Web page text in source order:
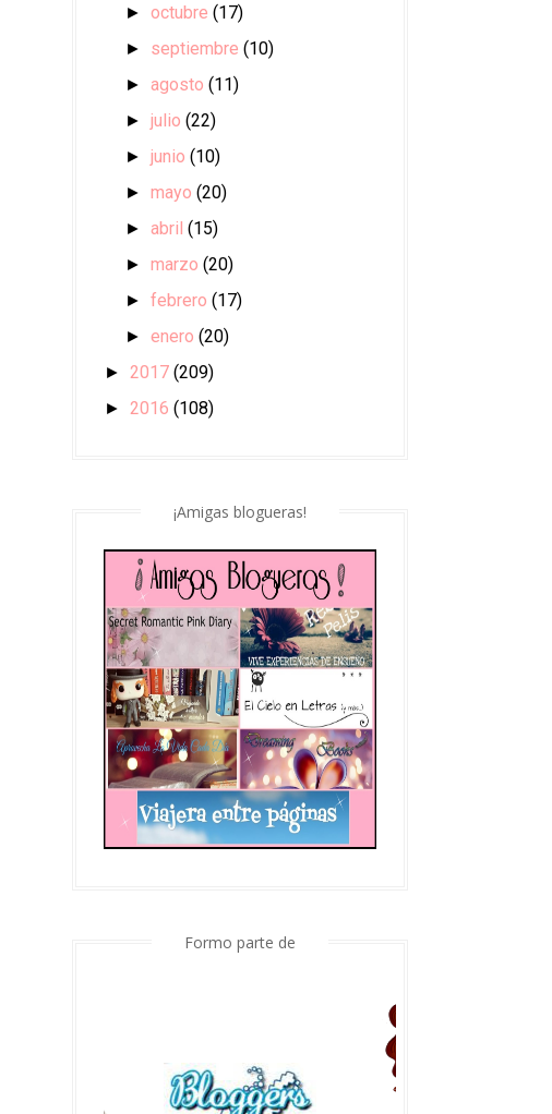
►octubre (17)
► septiembre (10)
►agosto (11)
►julio (22)
►junio (10)
►mayo (20)
►abril (15)
►marzo (20)
►febrero (17)
►enero (20)
► 2017 (209)
► 2016 (108)
¡Amigas blogueras!
Formo parte de